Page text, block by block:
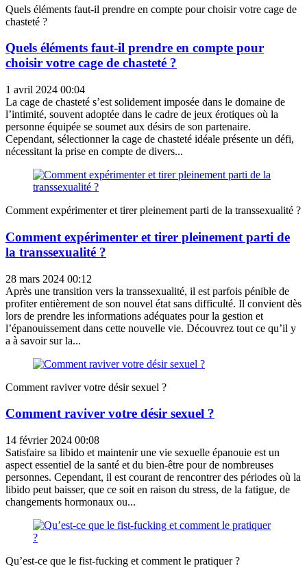
Quels éléments faut-il prendre en compte pour choisir votre cage de
chasteté ?
Quels éléments faut-il prendre en compte pour
choisir votre cage de chasteté ?
1 avril 2024 00:04
La cage de chasteté s’est solidement imposée dans le domaine de
l’intimité, souvent adoptée dans le cadre de jeux érotiques où la
personne équipée se soumet aux désirs de son partenaire.
Cependant, sélectionner la cage de chasteté idéale présente un défi,
nécessitant la prise en compte de divers...
Comment expérimenter et tirer pleinement parti de la transsexualité ?
Comment expérimenter et tirer pleinement parti de
la transsexualité ?
28 mars 2024 00:12
Après une transition vers la transsexualité, il est parfois pénible de
profiter entièrement de son nouvel état sans difficulté. Il convient dès
lors de prendre les informations adéquates pour la gestion et
l’épanouissement dans cette nouvelle vie. Découvrez tout ce qu’il y
a à savoir sur la...
Comment raviver votre désir sexuel ?
Comment raviver votre désir sexuel ?
14 février 2024 00:08
Satisfaire sa libido et maintenir une vie sexuelle épanouie est un
aspect essentiel de la santé et du bien-être pour de nombreuses
personnes. Cependant, il est courant de rencontrer des périodes où la
libido peut baisser, que ce soit en raison du stress, de la fatigue, de
changements hormonaux ou...
Qu’est-ce que le fist-fucking et comment le pratiquer ?